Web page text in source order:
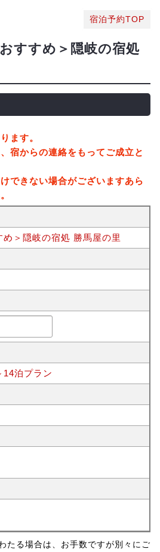
宿泊予約TOP
すすめ＞隠岐の宿処
ます。
宿からの連絡をもってご成立と
できない場合がございますあら
め＞隠岐の宿処 勝馬屋の里
14泊プラン
たる場合は、お手数ですが別々にご